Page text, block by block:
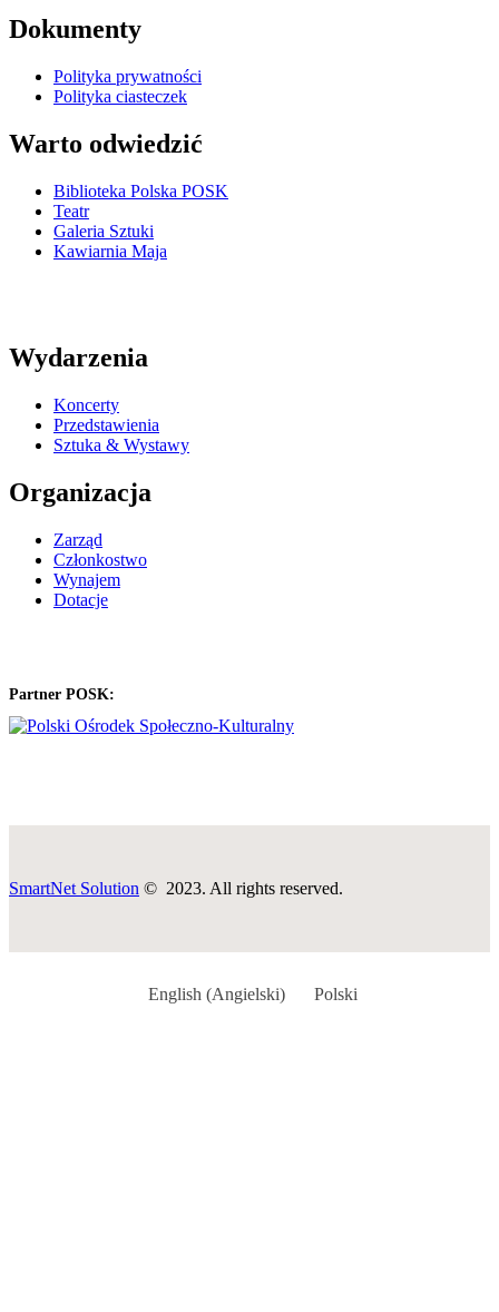
Dokumenty
Polityka prywatności
Polityka ciasteczek
Warto odwiedzić
Biblioteka Polska POSK
Teatr
Galeria Sztuki
Kawiarnia Maja
Wydarzenia
Koncerty
Przedstawienia
Sztuka & Wystawy
Organizacja
Zarząd
Członkostwo
Wynajem
Dotacje
Partner POSK:
SmartNet Solution © 2023. All rights reserved.
English (Angielski) Polski